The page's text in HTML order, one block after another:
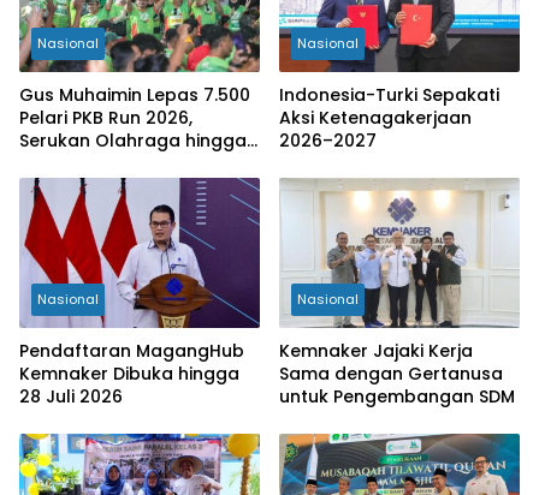
Nasional
Gus Muhaimin Lepas 7.500
Pelari PKB Run 2026,
Serukan Olahraga hingga
Nasional
Indonesia-Turki Sepakati
Aksi Ketenagakerjaan
2026–2027
Nasional
Pendaftaran MagangHub
Kemnaker Dibuka hingga
28 Juli 2026
Nasional
Kemnaker Jajaki Kerja
Sama dengan Gertanusa
untuk Pengembangan SDM